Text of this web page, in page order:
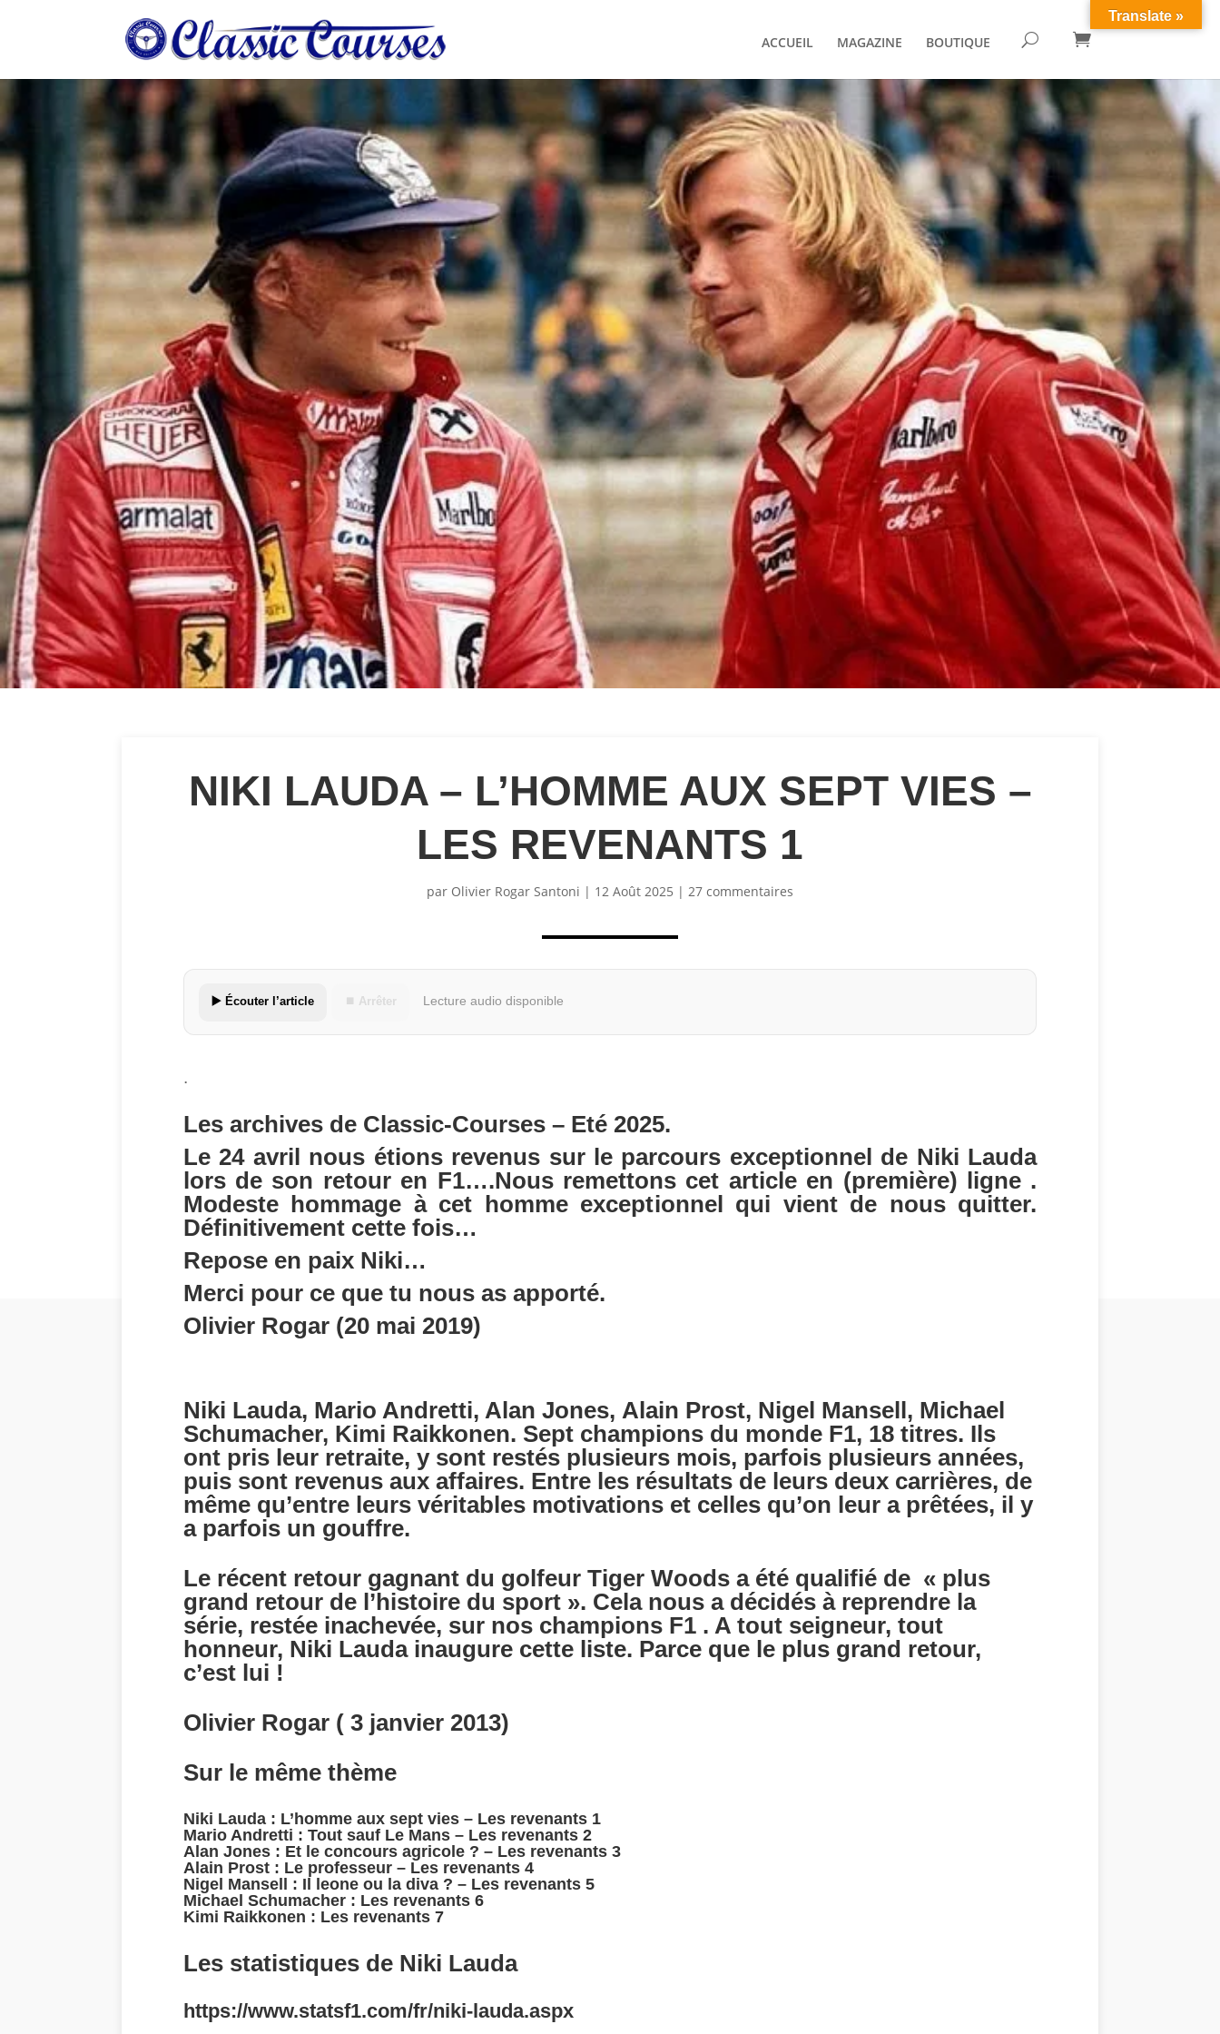
ACCUEIL MAGAZINE BOUTIQUE U 
NIKI LAUDA – L’HOMME AUX SEPT VIES –
LES REVENANTS 1
par Olivier Rogar Santoni | 12 Août 2025 | 27 commentaires
▶️ Écouter l’article ⏹ Arrêter Lecture audio disponible
.
Les archives de Classic-Courses – Eté 2025.
Le 24 avril nous étions revenus sur le parcours exceptionnel de Niki Lauda
lors de son retour en F1….Nous remettons cet article en (première) ligne .
Modeste hommage à cet homme exceptionnel qui vient de nous quitter.
Définitivement cette fois…
Repose en paix Niki…
Merci pour ce que tu nous as apporté.
Olivier Rogar (20 mai 2019)
Niki Lauda, Mario Andretti, Alan Jones, Alain Prost, Nigel Mansell, Michael
Schumacher, Kimi Raikkonen. Sept champions du monde F1, 18 titres. Ils
ont pris leur retraite, y sont restés plusieurs mois, parfois plusieurs années,
puis sont revenus aux affaires. Entre les résultats de leurs deux carrières, de
même qu’entre leurs véritables motivations et celles qu’on leur a prêtées, il y
a parfois un gouffre.
Le récent retour gagnant du golfeur Tiger Woods a été qualifié de « plus
grand retour de l’histoire du sport ». Cela nous a décidés à reprendre la
série, restée inachevée, sur nos champions F1 . A tout seigneur, tout
honneur, Niki Lauda inaugure cette liste. Parce que le plus grand retour,
c’est lui !
Olivier Rogar ( 3 janvier 2013)
Sur le même thème
Niki Lauda : L’homme aux sept vies – Les revenants 1
Mario Andretti : Tout sauf Le Mans – Les revenants 2
Alan Jones : Et le concours agricole ? – Les revenants 3
Alain Prost : Le professeur – Les revenants 4
Nigel Mansell : Il leone ou la diva ? – Les revenants 5
Michael Schumacher : Les revenants 6
Kimi Raikkonen : Les revenants 7
Les statistiques de Niki Lauda
https://www.statsf1.com/fr/niki-lauda.aspx
Translate »